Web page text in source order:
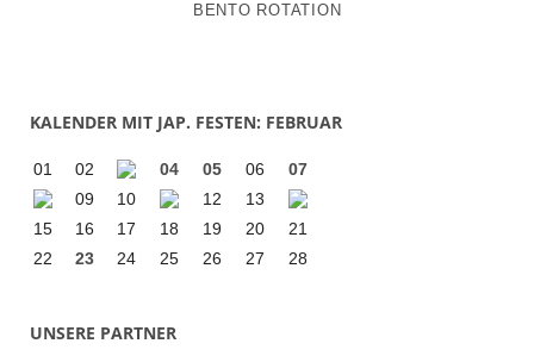
BENTO ROTATION
KALENDER MIT JAP. FESTEN: FEBRUAR
01 02 04 05 06
07
09
10 12
13
15
16 17 18 19 20
21
22
23 24 25 26 27 28
UNSERE PARTNER